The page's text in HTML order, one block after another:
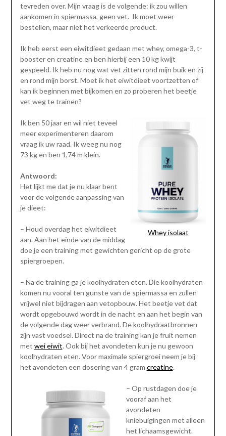
tevreden over. Mijn vraag is de volgende: ik zou willen
aankomen in spiermassa, geen vet. Ik moet weer
bestellen, maar niet het verkeerde product.
Ik heb eerst een eiwitdieet gedaan met whey, omega-3, t-
booster en creatine en ben hierbij een 10 kg kwijt
gespeeld. Ik heb nu nog wat vet zitten rond mijn buik en zij
en rond mijn borst. Moet ik het eiwitdieet voortzetten of
kan ik beginnen met bijkomen en zo proberen het beetje
vet weg te trainen?
Whey isolaat
Ik ben 50 jaar en wil niet teveel
meer experimenteren daarom
vraag ik uw raad. Ik weeg nu nog
73 kg en ben 1,74 m klein.
Antwoord:
Het lijkt me dat je nu klaar bent
voor de volgende aanpassing van
je dieet:
– Houd overdag het eiwitdieet
aan. Aan het einde van de middag
doe je een training met gewichten gericht op de grote
spiergroepen.
– Na de training ga je koolhydraten eten. Die koolhydraten
komen nu vooral ten gunste van de spiermassa en zullen
vrijwel niet bijdragen aan vetopbouw. Het beetje vet dat
wordt opgebouwd wordt in de nacht en aan het begin van
de volgende dag weer verbrand. De koolhydraatbronnen
zijn vast voedsel. Direct na de training kan je fruit nemen
met wei eiwit. Ook bij het avondeten kun je nu gewoon
koolhydraten eten. Voor maximale spiergroei neem je bij
het avondeten een dosering van 4 gram creatine.
– Op rustdagen doe je
vooraf aan het
avondeten
kniebuigingen met alleen
het lichaamsgewicht.